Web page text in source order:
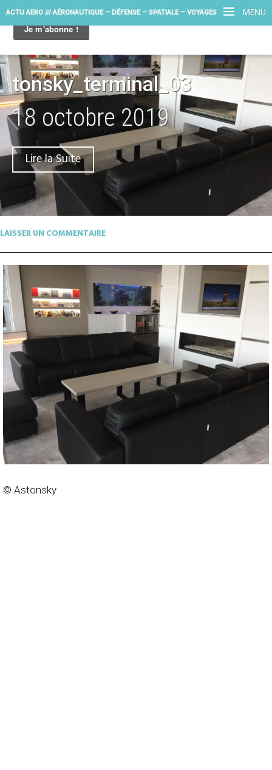
MENU
ACTU AERO /// AÉRONAUTIQUE – DÉFENSE – SPATIALE – VOYAGES
tonsky_terminal_03
18 octobre 2019
Lire la Suite
LAISSER UN COMMENTAIRE
© Astonsky